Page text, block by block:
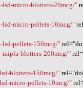
micro-blotters-20mcg/"
micro-pellets-10mcg/"
lsd-pellets-150mcg/"
mipla-blotters-200mcg/"
blotters-150mcg/"
micro-pellets-10mcg/"